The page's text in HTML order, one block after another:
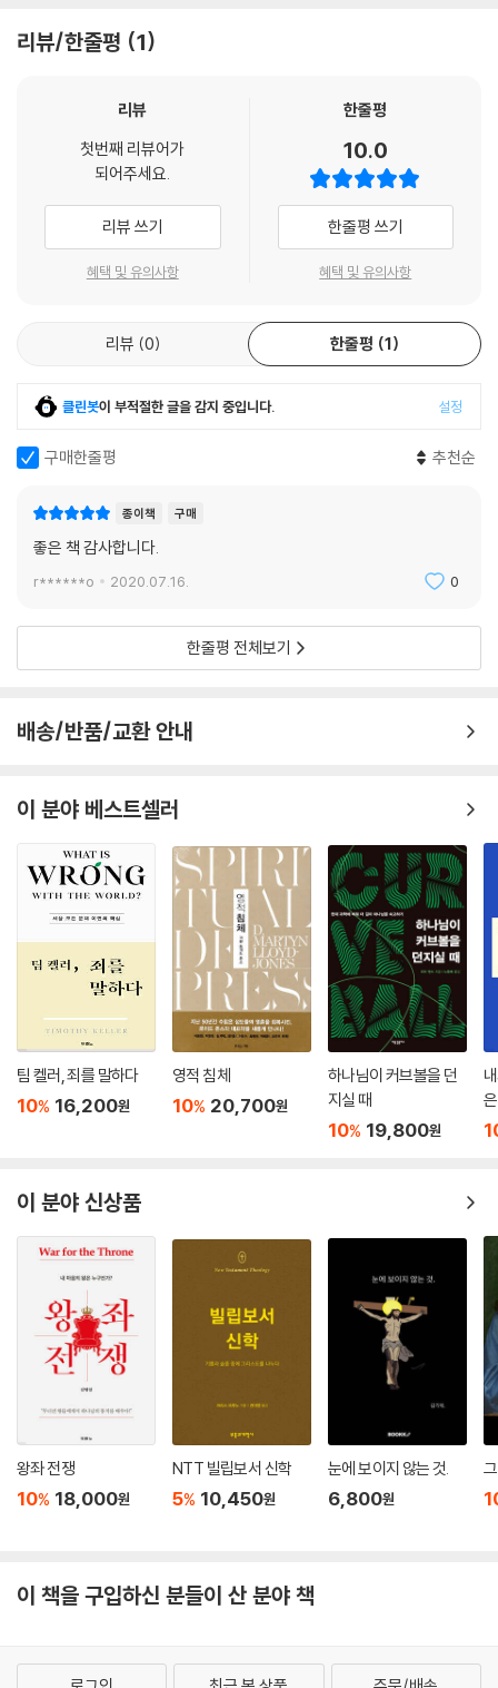
3. 통회는 그리스도의 의를 무마시키지 않고 오히려 전제함
5. 생명을 살리는 사죄의 권세는 사람에게 있지 않음: 다시 살아난 나사로
6. 성경의 명령: 하나님의 은혜를 간구하며 죄를 서로 고백하라
7. 고백의 법이 고대에는 없었음
8. 함께 주님의 종 된 사람에게 고백하지 말라
10. 하나님과 사람들 앞에서의 고백
12. 유익을 좇아 자유롭게 행하는 사적인 고백
13. 이웃의 상처를 치료하고 화목에 이르기 위한 고백
14. 성도의 사적인 고백에 대하여 오직 복음의 선포를 통하여 작용하는 열
쇠의 권한
15. 열쇠의 권한을 자의적으로 해석하여 성도의 고백을 왜곡시키는 로마
신학자들
17. 모든 죄에 대한 완전한 고백을 요구하는 고문자들
18. 죄에 대한 방면은 완전한 고백에 의지하는 것이 아니라 은총으로 인함
19. 단지 무익할 뿐만 아니라 오히려 죄를 조장하는 청죄 고백의 허구
21. 하나님의 말씀이 아니라 자기들의 지식을 고문관으로 삼음
22. 극도로 무지한 거짓 교사인 사제의 사려분별에 의지하여 매고 품
25. 셋째 요소: 행위의 보속. 구원의 은총에는 값이 요구되지 않음
27. 그리스도의 대속의 공로는 성도의 전 생애에 미침
28. 전혀 성경적 근거가 없는 소죄와 대죄의 구별
29. 죄가 사해지면 형벌도 면해짐. 죄사함과 방면이 동시에 일어남
30. 죄사함과 방면은 오직 자기 자신을 희생제물로 드리신 그리스도의 무
름으로 말미암음
31. 아들에게 베푸는 징계의 심판은 종에게 가하는 징벌의 심판과 다름
32. 첫 번째 차이점: 징벌은 저주와 진노를 드러내나 징계는 축복과 사랑을
33. 두 번째 차이점: 징벌은 잘못에 대한 처벌이나 징계는 회개에 이르는
약임
34. 신자들을 향한 징계의 복과 불신자들을 향한 징벌의 저주
35. 다윗을 징계하신 하나님의 뜻
36. 그리스도의 피 외에 그 무엇으로도 하나님 앞에서 구속의 값을 치를 수
37. 사랑하여서 죄사함 받는 것이 아니라 죄사함 받아 사랑하게 됨
38. 스콜라주의자들의 보속 교리는 고대 저술가들의 지지를 얻지 못함
39. 스콜라주의자들의 보속 교리는 옛 사람들의 가르침을 왜곡할 뿐 그들
의 권위에 의존하는 바가 없음
제5장 궤변론자들이 보속에 덧붙이는 첨가물인 면죄부와 연옥
De supplementis quae ad satisfactiones adiiciunt, nempe indu
lgentiis et purgatorio
1. 보속 교리로부터 흘러나온 면죄부의 허구성
2. 성경의 가르침과 완전히 배치되는 면죄부 교리
3. 순교자들은 그들 자신을 구원하고도 남는 공로가 있어 그것이 교회의
보고에 쌓이게 된다는 망상
4. 그리스도는 성도의 구원을 위한 모든 고난을 그 육체 가운데 다 당하셨
6. 그리스도의 무름을 무력화시키고 보속 교리의 해괴함을 합리화시키는
8. 연옥 교리의 근거로 삼는 마카비서는 정경이 아니므로 권위가 없고 그
하여 우리는 마치 우리의 심장에 표징이 새겨져 있는 듯한 느낌을 가지게
또한 같은 이유에서 베드로는 신자들을 “성령이 거룩하게 하심으로 순종
함과 예수 그리스도의 피 뿌림을 얻기 위하여 택하심을 받은 자들”(벧전 1:
2)이라고 말한다. 이 말씀으로써 사도는, 그가 거룩한 피를 흘리신 일이 우
리에게 헛것이 되지 않게 하려면 우리의 영혼이 성령의 은밀한 물 댐(灌
漑)으로4) 씻음을 받아야 한다고 권고한다. 또한 같은 이유에서 바울은 씻
음과 의롭다 하심에 대한 말을 전하면서, 우리는 두 가지 모두를 “예수 그
리스도의 이름과 우리 하나님의 성령 안에서”(고전 6:11) 소유하게 된다
요컨대 그리스도를 우리 자신에게 효과적으로 묶는 고리는 성령이시다.5)
우리가 그리스도의 기름부음 받으심에 대해서 바로 앞의 책에서6) 가르쳤
2. 성령은 그리스도의 영이시라 불리심
그러나 이 문제를 제대로 인식하기 위해서 우리가 더욱 확실하게 새겨야
리를 세상에서 멀어지게 하실 뿐만 아니라 우리를 하나로 모아 영원한 기
업의 소망에 이르게 하신다는 사실이다. 성령이 “성결의 영”8)(롬 1:4; 참
조. 살후 2:13; 벧전 1:2)이라고 불리시는 것은 이러한 뜻에서이다. 그는 인
번성하게 하실 뿐만 아니라 우리 안에 있는 하늘 생명의 뿌리와 씨앗이9)
무엇보다, “그날에 내가 내 영을 모든 육체에 부어 주리니”(적용. 욜 2:28)
만, 하나님이 한 형상을 사용하여 그 자신의 영을 예증하심으로써 하늘 교
되었던 이전의 사람들을 제자로 삼으실 것이라는 사실을 제시하고 있다.
그뿐 아니라 하나님 아버지는 자기의 아들로 말미암아 우리에게 성령을 부
여하신다. 그는 자기의 후하심 가운데 성령의 충만함을 부어 주셔서 그 아
들이 일꾼이자 청지기가 되시게끔 하셨다. 그리하여 성령은 어떤 때는 ‘아
버지의 영’으로, 어떤 때는 ‘아들의 영’으로 불리신다.11) 바울은 말한다.
“만일 너희 속에 하나님의 영이 거하시면 너희가 육신에 있지 아니하고 영
에 있나니 누구든지 그리스도의 영이 없으면 그리스도의 사람이 아니
라”(롬 8:9). 참으로 이로부터 전적 갱신의 소망이12) 생겨난다. “예수를
죽은 자 가운데서 살리신 이의 영이 너희 안에 거하시면 그리스도 예수를
죽은 자 가운데서 살리신 이가 너희 안에 거하시는 그의 영으로 말미암아
너희 죽을 몸도 살리시리라”(롬 8:11). 왜냐하면 아버지께 은사들의 조성
는 성령의 은사들을 담고 계신 그리스도께 동일한 역할을 돌리는 것 역시
전혀 불합리하지 않기 때문이다.13) 그리하여 그는 누구든지 목마른 사람
이 있으면 그 자신에게로 와서 마시라고 초청하신다(요 7:37). 바울은 성
령이 각 사람에게 “그리스도의 선물의 분량대로”(엡 4:7) 나누임을 가르
또한 성령이 ‘그리스도의 영’이라고 불리시는 이유는 그리스도가 하나님의
영원하신 말씀으로서 그 동일하신 성령 가운데 아버지와 결합하셨기 때문
만이 아니라 그리스도의 중보자의 인격 때문이라는 것도14) 우리는 알아
야 한다.15) 이러한 의미에서 그리스도는 “살려 주는 영”으로서, 하늘로부
터 주어지신 “둘째 아담”(적용. 고전 15:45)이라고 불리신다. 하나님의
아들이 자기에게 속한 사람들에게 그 자신의 고유한 생명을 불어넣어 주시
한 사람들에게도 공유되는 동물의 생명과 대조한다.
하면 그가 다른 본문에서 말하듯이, 성령의 교통하심이 없다면 우리는 아
에 부은 바 됨이니”(롬 5:5).16)
밝혔으며, 신학적 통찰이 필요한 경우 해설과 함께 관련 저술들을 소개했
을 더욱 분명히 이해하도록 했습니다.
한 뜻을 매겨 엄정하게 번역하고자 정리한 라틴어 단어 해설을 실었습니
다. 신학 용어뿐 아니라 접속사와 전치사의 의미 등도 확정함으로 본문을
칼빈의 용례에 비추어 일관되게 이해하는 데 도움이 되도록 했습니다.
여섯째, 각 장의 절들에 제목을 달고 맥락에 따라 묶어 장 서두에 실었습니
다. 단지 소재(素材)를 밝히는 데 그치지 않고 주제(主題)를 제시하는 데
일곱째, 성구 색인을 수록했습니다. 본서가 성경 주석과 함께 읽히기를 원
한 칼빈의 의사를 받들어, 본문에 관련된다고 여겨지는 성구를 낱낱이 본
문에 표시하고자 했으며 권말에 모두 모아 수록했습니다.
리뷰/한줄평 1
리뷰
첫번째 리뷰어가
되어주세요.
리뷰 쓰기
혜택 및 유의사항
한줄평
10.0
한줄평 쓰기
혜택 및 유의사항
리뷰 0 한줄평 1
클린봇이 부적절한 글을 감지 중입니다. 설정
구매한줄평 추천순
종이책 구매
좋은 책 감사합니다.
r******o 2020.07.16. 0
한줄평 전체보기
배송/반품/교환 안내
이 분야 베스트셀러
팀 켈러, 죄를 말하다
10% 16,200원
영적 침체
10% 20,700원
하나님이 커브볼을 던
지실 때
10% 19,800원
이 분야 신상품
왕좌 전쟁
10% 18,000원
NTT 빌립보서 신학
5% 10,450원
눈에 보이지 않는 것.
6,800원
이 책을 구입하신 분들이 산 분야 책